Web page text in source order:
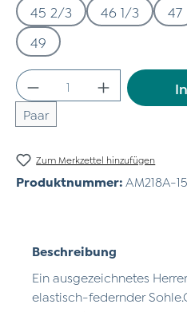
45 2/3
46 1/3 47
49
Produkt Anzahl: Gib
Paar
Zum Merkzettel hinzufügen
Produktnummer: AM218A-
Beschreibung
Ein ausgezeichnetes
elastisch-federnder